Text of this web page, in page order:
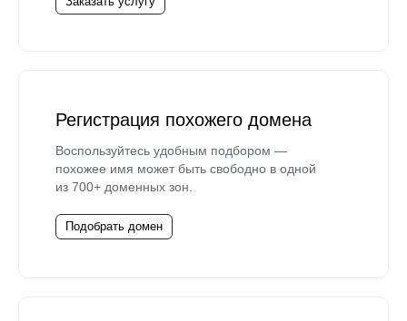
Регистрация похожего домена
Воспользуйтесь удобным подбором —
похожее имя может быть свободно в одной
из 700+ доменных зон.
Подобрать домен